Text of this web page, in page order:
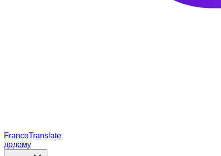
FrancoTranslate
додому